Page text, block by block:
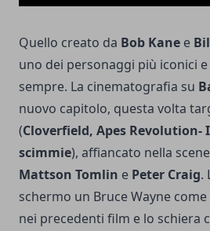
Quello creato da Bob Kane e
uno dei personaggi più iconici
sempre. La cinematografia su
nuovo capitolo, questa volta
(Cloverfield, Apes Revolution-
scimmie), affiancato nella
Mattson Tomlin e Peter Craig.
schermo un Bruce Wayne
nei precedenti film e lo schiera